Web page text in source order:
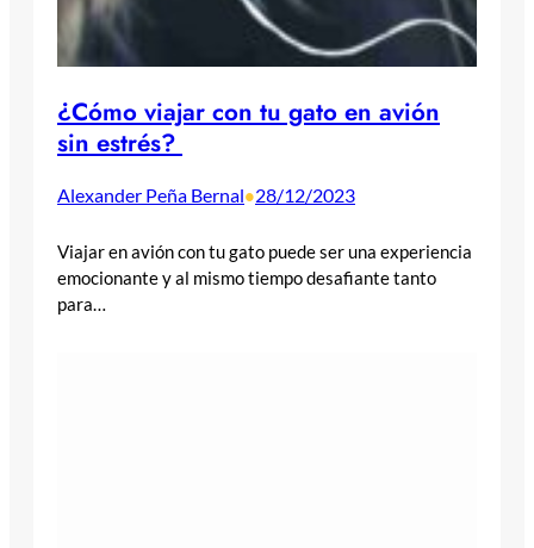
¿Cómo viajar con tu gato en avión
sin estrés?
Alexander Peña Bernal•28/12/2023
Viajar en avión con tu gato puede ser una experiencia
emocionante y al mismo tiempo desafiante tanto
para…